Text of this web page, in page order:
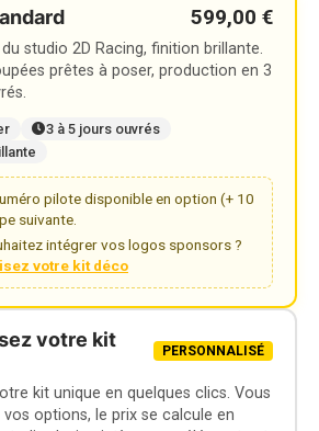
599,00 €
du studio 2D Racing, finition brillante.
prêtes à poser, production en 3
3 à 5 jours ouvrés
pilote disponible en option (+ 10
suivante.
intégrer vos logos sponsors ?
votre kit déco
votre kit
PERSONNALISÉ
kit unique en quelques clics. Vous
options, le prix se calcule en